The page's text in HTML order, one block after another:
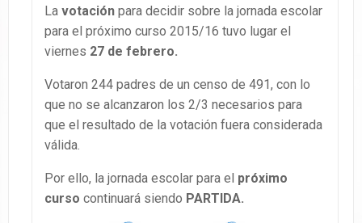
La votación para decidir sobre la jornada escolar
para el próximo curso 2015/16 tuvo lugar el
viernes 27 de febrero.
Votaron 244 padres de un censo de 491, con lo
que no se alcanzaron los 2/3 necesarios para
que el resultado de la votación fuera considerada
válida.
Por ello, la jornada escolar para el próximo
curso continuará siendo PARTIDA.